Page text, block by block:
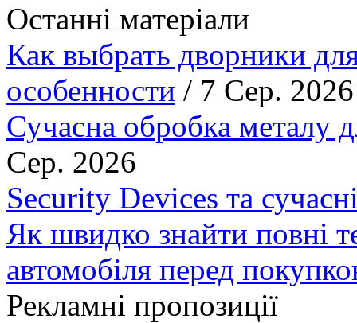
Останні матеріали
Как выбрать дворники
особенности / 7 Сер. 2026
Сучасна обробка металу
Сер. 2026
Security Devices та
Як швидко знайти повні
автомобіля перед
Рекламні пропозиції